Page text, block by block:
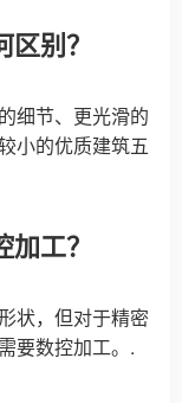
别？
细节、更光滑的
小的优质建筑五
工？
状，但对于精密
要数控加工。.